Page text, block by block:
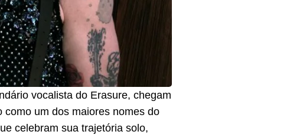
vocalista do Erasure, chegam
um dos maiores nomes do
celebram sua trajetória solo,